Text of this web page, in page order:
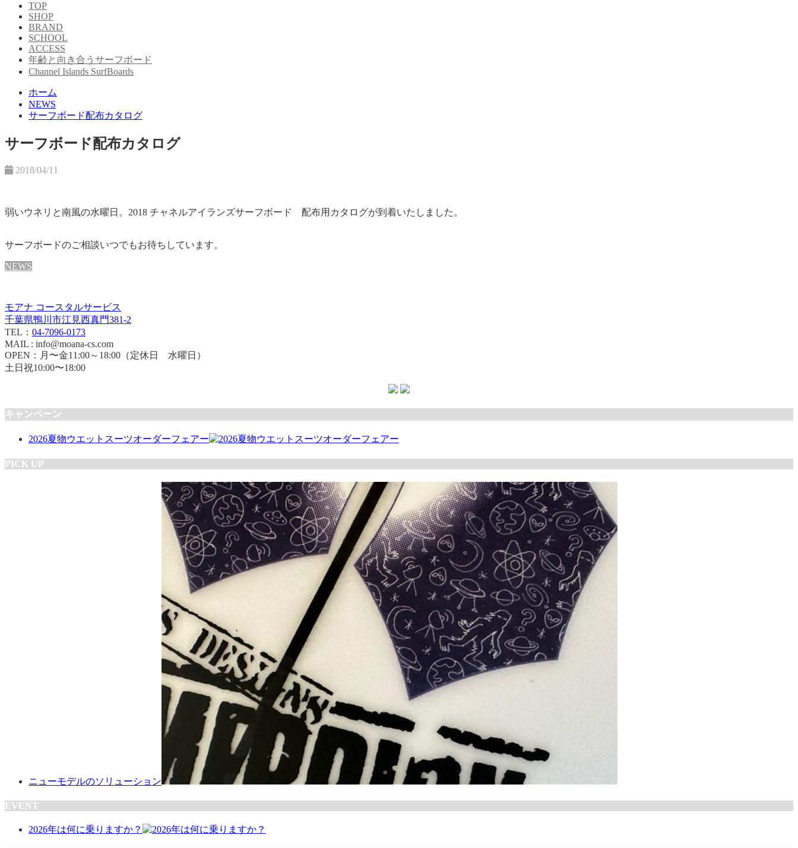
TOP
SHOP
BRAND
SCHOOL
ACCESS
年齢と向き合うサーフボード
Channel Islands SurfBoards
ホーム
NEWS
サーフボード配布カタログ
サーフボード配布カタログ
2018/04/11
弱いウネリと南風の水曜日。 2018 チャネルアイランズサーフボード 配布用カタログが到着いたしました。
サーフボードのご相談いつでもお待ちしています。
NEWS
モアナ コースタルサービス
千葉県鴨川市江見西真門381-2
TEL： 04-7096-0173
MAIL : info@moana-cs.com
OPEN：月〜金11:00～18:00（定休日 水曜日）
土日祝10:00〜18:00
キャンペーン
2026夏物ウエットスーツオーダーフェアー
PICK UP
ニューモデルのソリューション
EVENT
2026年は何に乗りますか？